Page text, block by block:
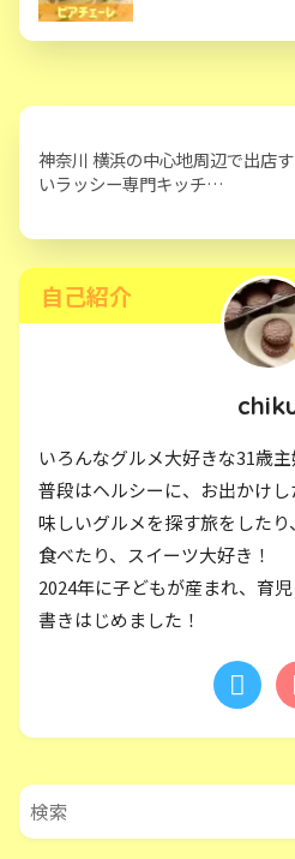
神奈川 横浜の中心地周辺で出店
いラッシー専門キッチ…
自己紹介
いろんなグルメ大好きな31歳主
普段はヘルシーに、お出かけ
味しいグルメを探す旅をした
食べたり、スイーツ大好き！
2024年に子どもが産まれ、育
書きはじめました！